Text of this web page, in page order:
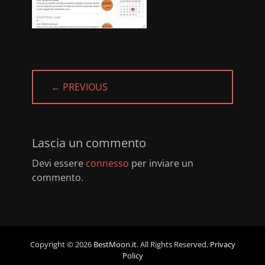
← PREVIOUS
PREVIOUS
Lascia un commento
Devi essere connesso per inviare un
commento.
Copyright © 2026 BestMoon.it. All Rights Reserved. Privacy
Policy